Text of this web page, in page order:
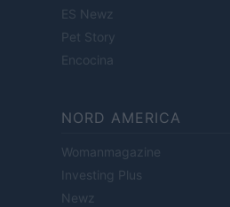
ES Newz
Pet Story
Encocina
NORD AMERICA
Womanmagazine
Investing Plus
Newz